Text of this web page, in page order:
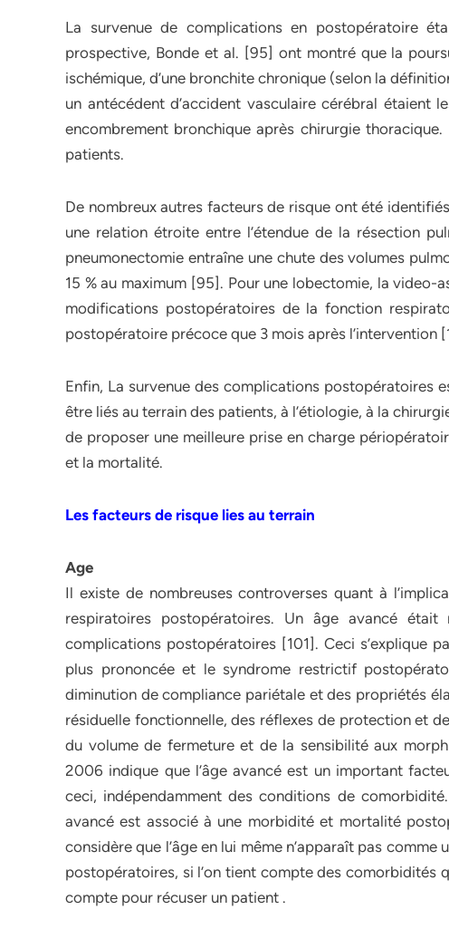
La survenue de complications en postopératoire
prospective, Bonde et al. [95] ont montré que la
ischémique, d’une bronchite chronique (selon la
un antécédent d’accident vasculaire cérébral étaient
encombrement bronchique après chirurgie
patients.
De nombreux autres facteurs de risque ont été
une relation étroite entre l’étendue de la résection
pneumonectomie entraîne une chute des volumes
15 % au maximum [95]. Pour une lobectomie, la
modifications postopératoires de la fonction
postopératoire précoce que 3 mois après l’intervention
Enfin, La survenue des complications postopératoires
être liés au terrain des patients, à l’étiologie, à la
de proposer une meilleure prise en charge
et la mortalité.
Les facteurs de risque lies au terrain
Age
Il existe de nombreuses controverses quant à
respiratoires postopératoires. Un âge avancé était
complications postopératoires [101]. Ceci s’explique
plus prononcée et le syndrome restrictif
diminution de compliance pariétale et des propriétés
résiduelle fonctionnelle, des réflexes de protection et
du volume de fermeture et de la sensibilité aux
2006 indique que l’âge avancé est un important
ceci, indépendamment des conditions de
avancé est associé à une morbidité et mortalité
considère que l’âge en lui même n’apparaît pas
postopératoires, si l’on tient compte des comorbidités
compte pour récuser un patient .